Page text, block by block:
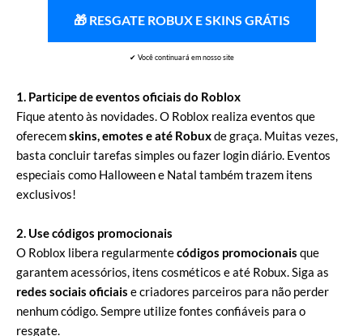
🎁 RESGATE ROBUX E SKINS GRÁTIS
✔ Você continuará em nosso site
1. Participe de eventos oficiais do Roblox
Fique atento às novidades. O Roblox realiza eventos que
oferecemskins, emotes e até Robuxde graça. Muitas vezes,
basta concluir tarefas simples ou fazer login diário. Eventos
especiais como Halloween e Natal também trazem itens
exclusivos!
2. Use códigos promocionais
O Roblox libera regularmentecódigos promocionais que
garantem acessórios, itens cosméticos e até Robux. Siga as
redes sociais oficiais e criadores parceiros para não perder
nenhum código. Sempre utilize fontes confiáveis para o
resgate.